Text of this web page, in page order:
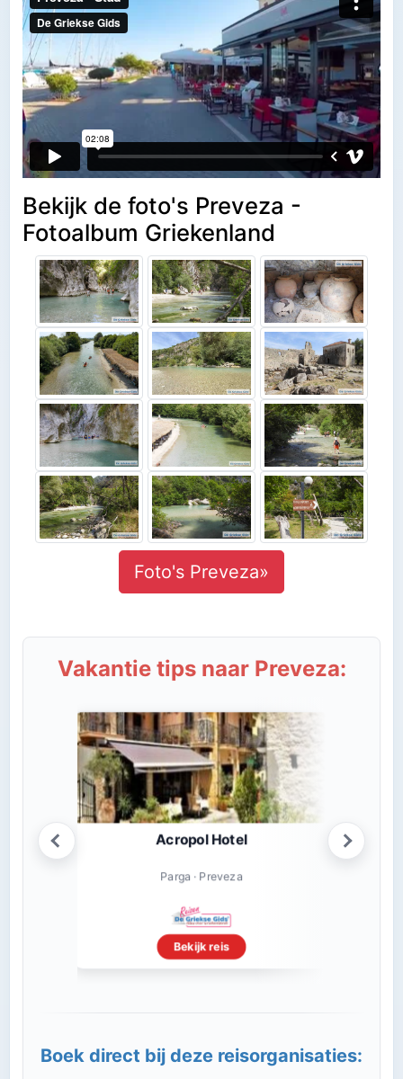
Bekijk de foto's Preveza -
Fotoalbum Griekenland
Foto's Preveza»
Vakantie tips naar Preveza:
Acropol Hotel
Parga · Preveza
Bekijk reis
Boek direct bij deze reisorganisaties: